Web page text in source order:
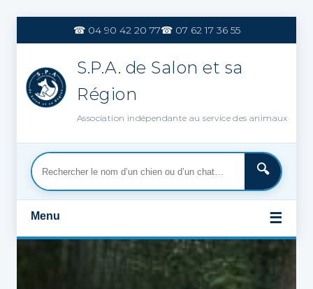
contenu
☎ 04 90 42 20 77☎ 07 62 17 36 55
S.P.A. de Salon et sa
Région
Association indépendante au service des animaux
Menu ☰